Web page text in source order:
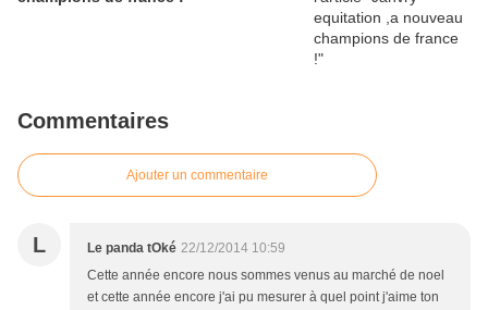
Commentaires
Ajouter un commentaire
L Le panda tOké 22/12/2014 10:59
Cette année encore nous sommes venus au marché de noel
et cette année encore j'ai pu mesurer à quel point j'aime ton